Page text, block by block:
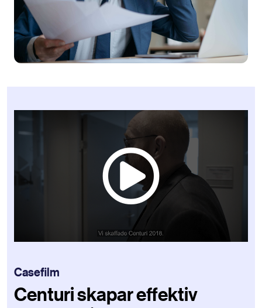
Casefilm
Centuri skapar effektiv